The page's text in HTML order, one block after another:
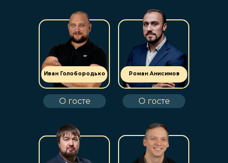
Роман Анисимов
О госте
Иван Голобородько
О госте